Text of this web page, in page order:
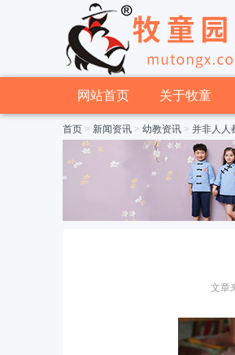
网站首页 关于牧童
首页 > 新闻资讯 > 幼教资讯 > 并非人人
文章